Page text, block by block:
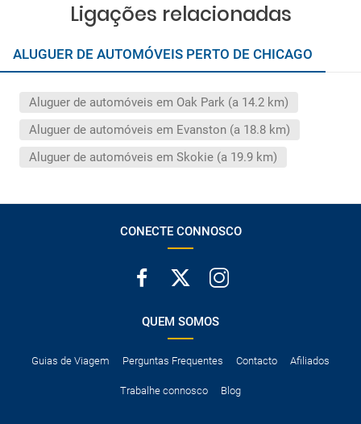
Ligações relacionadas
ALUGUER DE AUTOMÓVEIS PERTO DE CHICAGO
Aluguer de automóveis em Oak Park (a 14.2 km)
Aluguer de automóveis em Evanston (a 18.8 km)
Aluguer de automóveis em Skokie (a 19.9 km)
CONECTE CONNOSCO
QUEM SOMOS
Guias de Viagem Perguntas Frequentes Contacto Afiliados
Trabalhe connosco Blog